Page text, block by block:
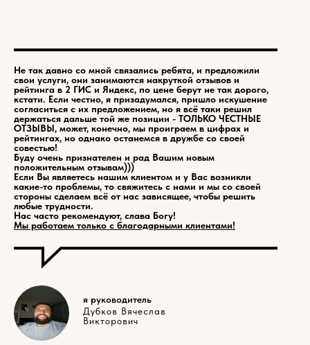
Не так давно со мной связались ребята, и предложили
свои услуги, они занимаются накруткой отзывов и
рейтинга в 2 ГИС и Яндекс, по цене берут не так дорого,
кстати. Если честно, я призадумался, пришло искушение
согласиться с их предложением, но я всё таки решил
держаться дальше той же позиции - ТОЛЬКО ЧЕСТНЫЕ
ОТЗЫВЫ, может, конечно, мы проиграем в цифрах и
рейтингах, но однако останемся в дружбе со своей
совестью!
Буду очень признателен и рад Вашим новым
положительным отзывам)))
Если Вы являетесь нашим клиентом и у Вас возникли
какие-то проблемы, то свяжитесь с нами и мы со своей
стороны сделаем всё от нас зависящее, чтобы решить
любые трудности.
Нас часто рекомендуют, слава Богу!
Мы работаем только с благодарными клиентами!
я руководитель
Дубков Вячеслав
Викторович